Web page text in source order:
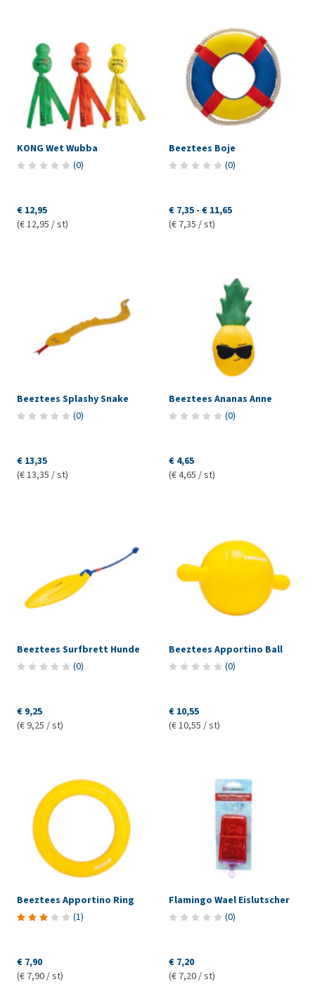
KONG Wet Wubba
(0)
€ 12,95
(€ 12,95 / st)
Beeztees Boje
(0)
€ 7,35 - € 11,65
(€ 7,35 / st)
Beeztees Splashy Snake
(0)
€ 13,35
(€ 13,35 / st)
Beeztees Ananas Anne
(0)
€ 4,65
(€ 4,65 / st)
Beeztees Surfbrett Hunde
(0)
€ 9,25
(€ 9,25 / st)
Beeztees Apportino Ball
(0)
€ 10,55
(€ 10,55 / st)
Beeztees Apportino Ring
(1)
€ 7,90
(€ 7,90 / st)
Flamingo Wael Eislutscher
(0)
€ 7,20
(€ 7,20 / st)